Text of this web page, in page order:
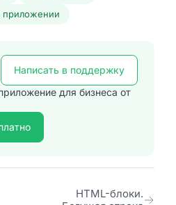
приложении
Написать в поддержку
для бизнеса от
HTML-блоки.